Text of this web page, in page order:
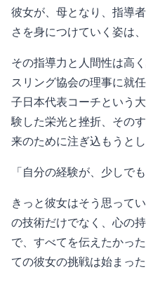
彼女が、母となり、指導
さを身につけていく姿は
その指導力と人間性は高
スリング協会の理事に就
子日本代表コーチという
験した栄光と挫折、その
来のために注ぎ込もうとし
「自分の経験が、少しで
きっと彼女はそう思って
の技術だけでなく、心の
で、すべてを伝えたかっ
ての彼女の挑戦は始まった